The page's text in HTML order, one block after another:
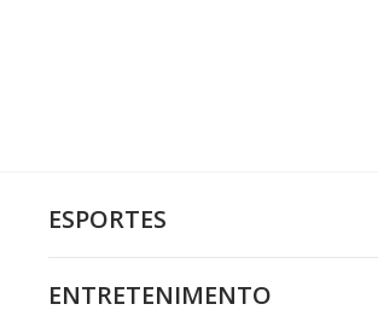
ESPORTES
ENTRETENIMENTO